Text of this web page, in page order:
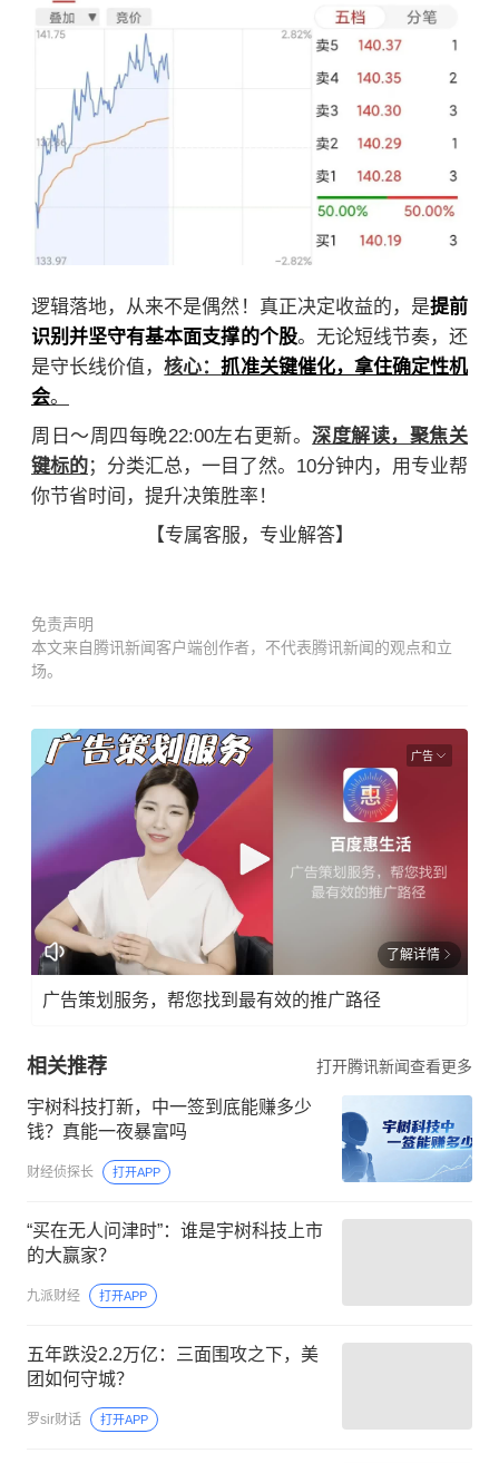
逻辑落地， 从来不是偶然！真正决定收益的，是提前
识别并坚守有基本面支撑的个股。无论短线节奏，还
是守长线价值，核心：抓准关键催化，拿住确定性机
会。
周日～周四每晚22:00左右更新。深度解读，聚焦关
键标的；分类汇总，一目了然。10分钟内，用专业帮
你节省时间，提升决策胜率！
【专属客服，专业解答】
免责声明
本文来自腾讯新闻客户端创作者，不代表腾讯新闻的观点和立
场。
广告
了解详情
广告策划服务，帮您找到最有效的推广路径
相关推荐 打开腾讯新闻查看更多
宇树科技打新，中一签到底能赚多少
钱？真能一夜暴富吗
财经侦探长 打开APP
“买在无人问津时”：谁是宇树科技上市
的大赢家？
九派财经 打开APP
五年跌没2.2万亿：三面围攻之下，美
团如何守城？
罗sir财话 打开APP